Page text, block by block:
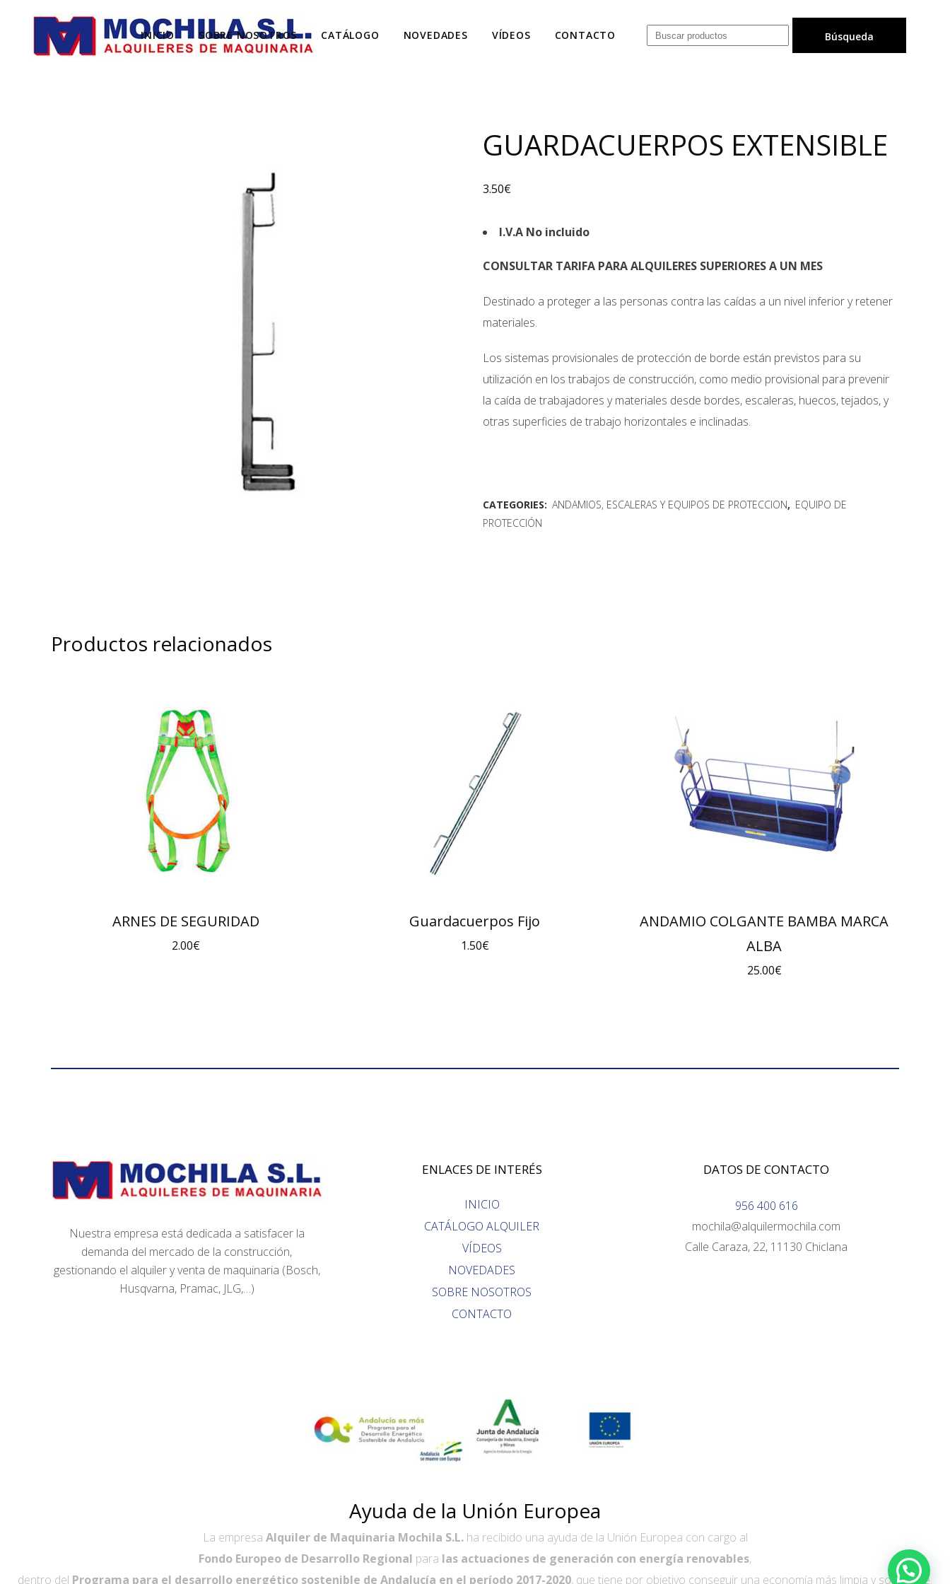
INICIO SOBRE NOSOTROS CATÁLOGO NOVEDADES VÍDEOS CONTACTO
GUARDACUERPOS EXTENSIBLE
3.50€
I.V.A No incluido
CONSULTAR TARIFA PARA ALQUILERES SUPERIORES A UN MES
Destinado a proteger a las personas contra las caídas a un nivel inferior y retener
materiales.
Los sistemas provisionales de protección de borde están previstos para su
utilización en los trabajos de construcción, como medio provisional para prevenir
la caída de trabajadores y materiales desde bordes, escaleras, huecos, tejados, y
otras superficies de trabajo horizontales e inclinadas.
CATEGORIES: ANDAMIOS, ESCALERAS Y EQUIPOS DE PROTECCION, EQUIPO DE
PROTECCIÓN
Productos relacionados
ARNES DE SEGURIDAD
2.00€
Guardacuerpos Fijo
1.50€
ANDAMIO COLGANTE BAMBA MARCA
ALBA
25.00€
Nuestra empresa está dedicada a satisfacer la
demanda del mercado de la construcción,
gestionando el alquiler y venta de maquinaria (Bosch,
Husqvarna, Pramac, JLG,…)
ENLACES DE INTERÉS
INICIO
CATÁLOGO ALQUILER
VÍDEOS
NOVEDADES
SOBRE NOSOTROS
CONTACTO
DATOS DE CONTACTO
956 400 616
mochila@alquilermochila.com
Calle Caraza, 22, 11130 Chiclana
Ayuda de la Unión Europea
La empresa Alquiler de Maquinaria Mochila S.L.ha recibido una ayuda de la Unión Europea con cargo al
Fondo Europeo de Desarrollo Regional para las actuaciones de generación con energía renovables,
dentro del Programa para el desarrollo energético sostenible de Andalucía en el período 2017-2020, que tiene por objetivo conseguir una economía más limpia y sostenible.